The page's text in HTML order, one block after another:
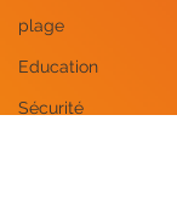
plage
Education
Sécurité